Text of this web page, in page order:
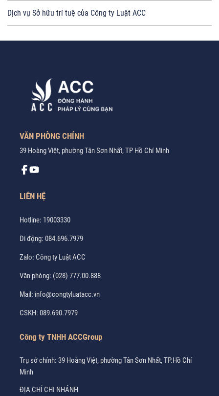
Dịch vụ Sở hữu trí tuệ của Công ty Luật ACC
VĂN PHÒNG CHÍNH
39 Hoàng Việt, phường Tân Sơn Nhất, TP Hồ Chí Minh
LIÊN HỆ
Hotline: 19003330
Di động: 084.696.7979
Zalo: Công ty Luật ACC
Văn phòng: (028) 777.00.888
Mail: info@congtyluatacc.vn
CSKH: 089.690.7979
Công ty TNHH ACCGroup
Trụ sở chính: 39 Hoàng Việt, phường Tân Sơn Nhất, TP.Hồ Chí
Minh
ĐỊA CHỈ CHI NHÁNH